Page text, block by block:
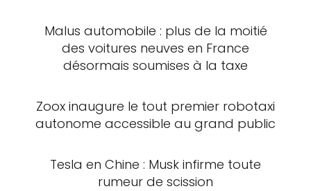
Malus automobile : plus de la moitié
des voitures neuves en France
désormais soumises à la taxe
Zoox inaugure le tout premier robotaxi
autonome accessible au grand public
Tesla en Chine : Musk infirme toute
rumeur de scission